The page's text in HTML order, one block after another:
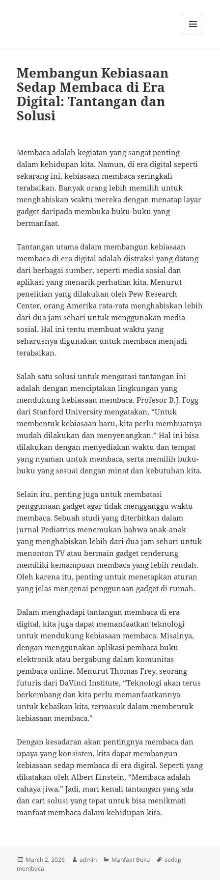
Membangun Kebiasaan
Sedap Membaca di Era
Digital: Tantangan dan
Solusi
Membaca adalah kegiatan yang sangat penting
dalam kehidupan kita. Namun, di era digital seperti
sekarang ini, kebiasaan membaca seringkali
terabaikan. Banyak orang lebih memilih untuk
menghabiskan waktu mereka dengan menatap layar
gadget daripada membuka buku-buku yang
bermanfaat.
Tantangan utama dalam membangun kebiasaan
membaca di era digital adalah distraksi yang datang
dari berbagai sumber, seperti media sosial dan
aplikasi yang menarik perhatian kita. Menurut
penelitian yang dilakukan oleh Pew Research
Center, orang Amerika rata-rata menghabiskan lebih
dari dua jam sehari untuk menggunakan media
sosial. Hal ini tentu membuat waktu yang
seharusnya digunakan untuk membaca menjadi
terabaikan.
Salah satu solusi untuk mengatasi tantangan ini
adalah dengan menciptakan lingkungan yang
mendukung kebiasaan membaca. Profesor B.J. Fogg
dari Stanford University mengatakan, “Untuk
membentuk kebiasaan baru, kita perlu membuatnya
mudah dilakukan dan menyenangkan.” Hal ini bisa
dilakukan dengan menyediakan waktu dan tempat
yang nyaman untuk membaca, serta memilih buku-
buku yang sesuai dengan minat dan kebutuhan kita.
Selain itu, penting juga untuk membatasi
penggunaan gadget agar tidak mengganggu waktu
membaca. Sebuah studi yang diterbitkan dalam
jurnal Pediatrics menemukan bahwa anak-anak
yang menghabiskan lebih dari dua jam sehari untuk
menonton TV atau bermain gadget cenderung
memiliki kemampuan membaca yang lebih rendah.
Oleh karena itu, penting untuk menetapkan aturan
yang jelas mengenai penggunaan gadget di rumah.
Dalam menghadapi tantangan membaca di era
digital, kita juga dapat memanfaatkan teknologi
untuk mendukung kebiasaan membaca. Misalnya,
dengan menggunakan aplikasi pembaca buku
elektronik atau bergabung dalam komunitas
pembaca online. Menurut Thomas Frey, seorang
futuris dari DaVinci Institute, “Teknologi akan terus
berkembang dan kita perlu memanfaatkannya
untuk kebaikan kita, termasuk dalam membentuk
kebiasaan membaca.”
Dengan kesadaran akan pentingnya membaca dan
upaya yang konsisten, kita dapat membangun
kebiasaan sedap membaca di era digital. Seperti yang
dikatakan oleh Albert Einstein, “Membaca adalah
cahaya jiwa.” Jadi, mari kenali tantangan yang ada
dan cari solusi yang tepat untuk bisa menikmati
manfaat membaca dalam kehidupan kita.
Posted
on
March 2, 2026 Author
admin Categories
Manfaat Buku Tags
sedap
membaca